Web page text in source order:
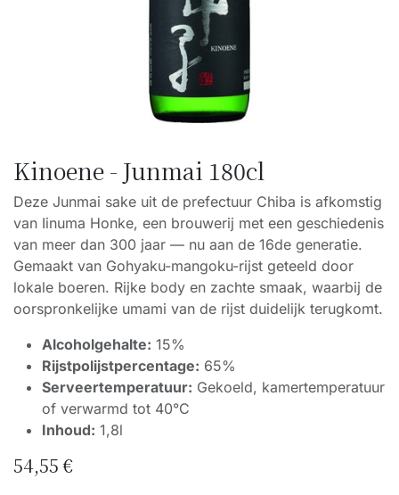
Kinoene - Junmai 180cl
Deze Junmai sake uit de prefectuur Chiba is afkomstig
van Iinuma Honke, een brouwerij met een geschiedenis
van meer dan 300 jaar — nu aan de 16de generatie.
Gemaakt van Gohyaku-mangoku-rijst geteeld door
lokale boeren. Rijke body en zachte smaak, waarbij de
oorspronkelijke umami van de rijst duidelijk terugkomt.
Alcoholgehalte: 15%
Rijstpolijstpercentage: 65%
Serveertemperatuur: Gekoeld, kamertemperatuur
of verwarmd tot 40°C
Inhoud: 1,8l
54,55€